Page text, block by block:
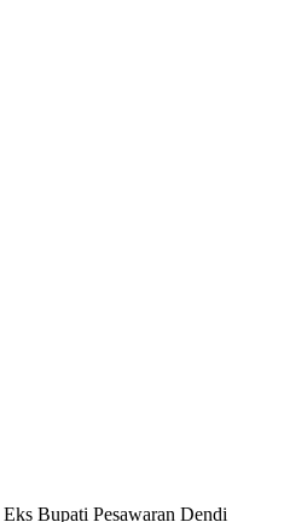
Eks Bupati Pesawaran Dendi